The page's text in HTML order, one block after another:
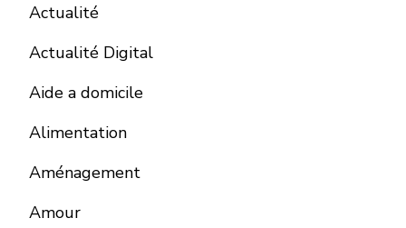
Actualité
Actualité Digital
Aide a domicile
Alimentation
Aménagement
Amour